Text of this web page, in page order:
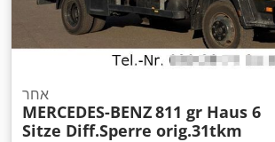
אחר
MERCEDES-BENZ811 gr Haus 6
Sitze Diff.Sperre orig.31tkm